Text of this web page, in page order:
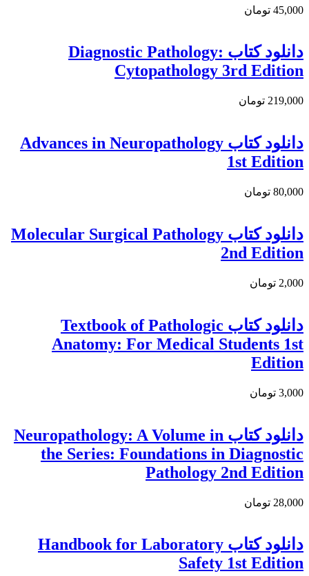
45,000 تومان
دانلود كتاب Diagnostic Pathology:
Cytopathology 3rd Edition
219,000 تومان
دانلود كتاب Advances in Neuropathology
1st Edition
80,000 تومان
دانلود کتاب Molecular Surgical Pathology
2nd Edition
2,000 تومان
دانلود كتاب Textbook of Pathologic
Anatomy: For Medical Students 1st
Edition
3,000 تومان
دانلود کتاب Neuropathology: A Volume in
the Series: Foundations in Diagnostic
Pathology 2nd Edition
28,000 تومان
دانلود كتاب Handbook for Laboratory
Safety 1st Edition